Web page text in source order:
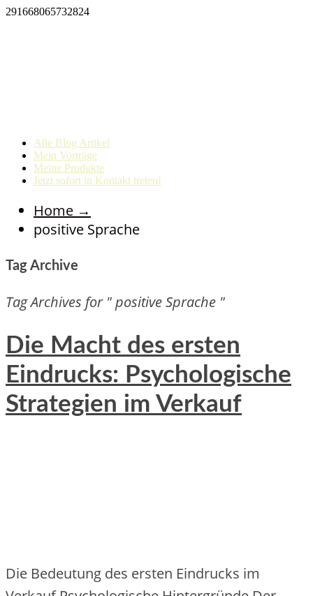
291668065732824
Alle Blog Artikel
Mein Vorträge
Meine Produkte
Jetzt sofort in Kontakt treten!
Home →
positive Sprache
Tag Archive
Tag Archives for " positive Sprache "
Die Macht des ersten
Eindrucks: Psychologische
Strategien im Verkauf
Die Bedeutung des ersten Eindrucks im